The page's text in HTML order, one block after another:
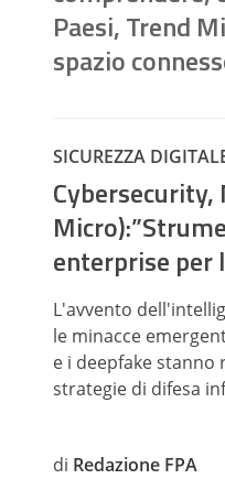
Paesi, Trend
spazio
SICUREZZA
Cybersecurity,
enterprise per
L'avvento
le minacce
e i deepfake stanno
strategie di difesa
di Redazione FPA